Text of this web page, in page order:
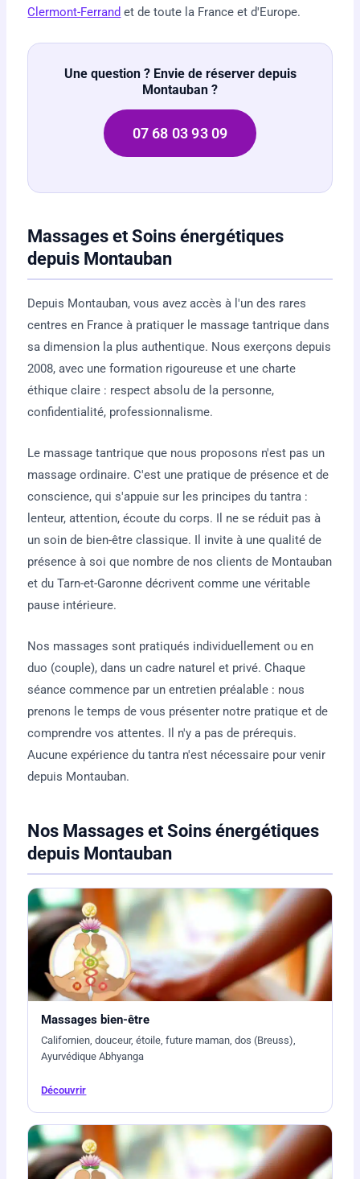
Clermont-Ferrand et de toute la France et d'Europe.
Une question ? Envie de réserver depuis
Montauban ?
07 68 03 93 09
Massages et Soins énergétiques
depuis Montauban
Depuis Montauban, vous avez accès à l'un des rares
centres en France à pratiquer le massage tantrique dans
sa dimension la plus authentique. Nous exerçons depuis
2008, avec une formation rigoureuse et une charte
éthique claire : respect absolu de la personne,
confidentialité, professionnalisme.
Le massage tantrique que nous proposons n'est pas un
massage ordinaire. C'est une pratique de présence et de
conscience, qui s'appuie sur les principes du tantra :
lenteur, attention, écoute du corps. Il ne se réduit pas à
un soin de bien-être classique. Il invite à une qualité de
présence à soi que nombre de nos clients de Montauban
et du Tarn-et-Garonne décrivent comme une véritable
pause intérieure.
Nos massages sont pratiqués individuellement ou en
duo (couple), dans un cadre naturel et privé. Chaque
séance commence par un entretien préalable : nous
prenons le temps de vous présenter notre pratique et de
comprendre vos attentes. Il n'y a pas de prérequis.
Aucune expérience du tantra n'est nécessaire pour venir
depuis Montauban.
Nos Massages et Soins énergétiques
depuis Montauban
Massages bien-être
Californien, douceur, étoile, future maman, dos (Breuss),
Ayurvédique Abhyanga
Découvrir